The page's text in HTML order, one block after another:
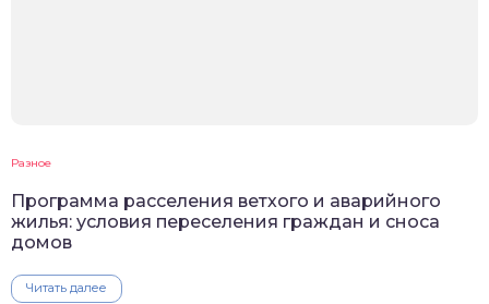
Разное
Программа расселения ветхого и аварийного
жилья: условия переселения граждан и сноса
домов
Читать далее